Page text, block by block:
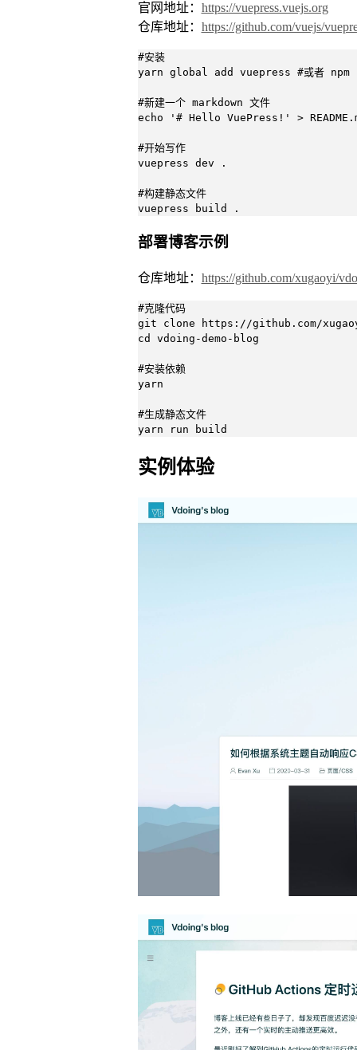
官网地址： https://vuepress.vuejs.org
仓库地址： https://github.com/vuejs/
#安装
yarn global add vuepress #或者
#新建一个 markdown 文件
echo '# Hello VuePress!' >
#开始写作
vuepress dev .
#构建静态文件
vuepress build .
部署博客示例
仓库地址： https://github.com/xugaoyi/
#克隆代码
git clone https://github.com/
cd vdoing-demo-blog
#安装依赖
yarn
#生成静态文件
yarn run build
实例体验